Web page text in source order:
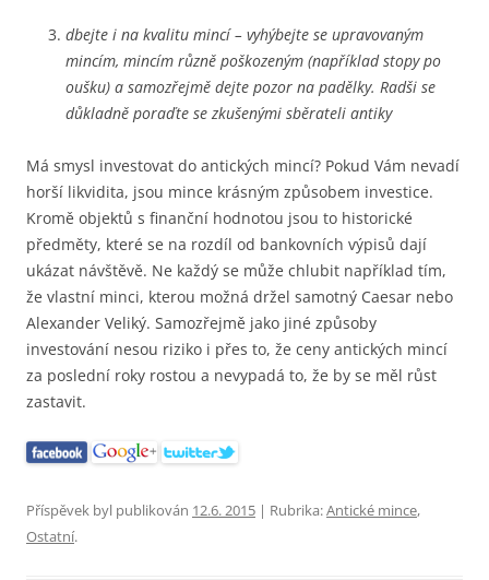
dbejte i na kvalitu mincí – vyhýbejte se upravovaným
mincím, mincím různě poškozeným (například stopy po
oušku) a samozřejmě dejte pozor na padělky. Radši se
důkladně poraďte se zkušenými sběrateli antiky
Má smysl investovat do antických mincí? Pokud Vám nevadí
horší likvidita, jsou mince krásným způsobem investice.
Kromě objektů s finanční hodnotou jsou to historické
předměty, které se na rozdíl od bankovních výpisů dají
ukázat návštěvě. Ne každý se může chlubit například tím,
že vlastní minci, kterou možná držel samotný Caesar nebo
Alexander Veliký. Samozřejmě jako jiné způsoby
investování nesou riziko i přes to, že ceny antických mincí
za poslední roky rostou a nevypadá to, že by se měl růst
zastavit.
Příspěvek byl publikován 12.6. 2015 | Rubrika:Antické mince,
Ostatní.